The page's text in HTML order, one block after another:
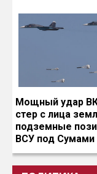
Мощный удар
стер с лица
подземные
ВСУ под Сумами